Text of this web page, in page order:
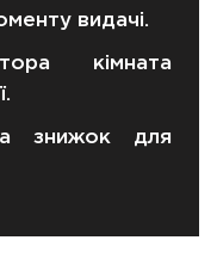
видачі.
кімната
знижок для